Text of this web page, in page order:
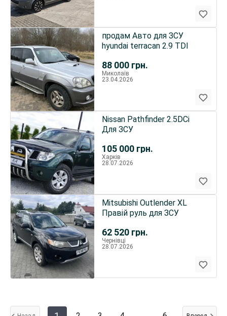
88 000 грн.
продам Авто для ЗСУ
hyundai terracan 2.9 TDI
Миколаїв
23.04.2026
105 000 грн.
Nissan Pathfinder 2.5DCi
Для ЗСУ
Харків
28.07.2026
62 520 грн.
Mitsubishi Outlender XL
Правій руль для ЗСУ
Чернівці
28.07.2026